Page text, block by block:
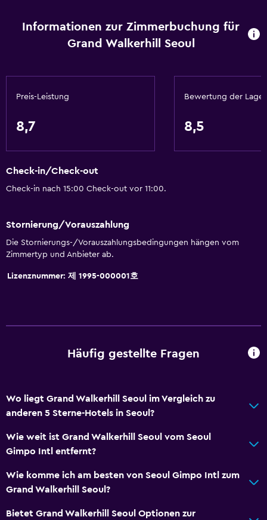
Zutritt mit Karte
Flasche Wasser
Wesentliches
Handtücher
Shampoo
Adapter
Seife
Haarspülung
Zusätzliches Badezimmer
Zusätzliche Toilette
Badewanne
Haartrockner
Toilette
Toilettenpapier
Bademantel
Informationen zur Zimmerbuchung für
Grand Walkerhill Seoul
Preis-Leistung
8,7
Bewertung der Lage
8,5
Check-in/Check-out
Check-in nach 15:00 Check-out vor 11:00.
Stornierung/Vorauszahlung
Die Stornierungs-/Vorauszahlungsbedingungen hängen vom
Zimmertyp und Anbieter ab.
Lizenznummer: 제 1995-000001호
Häufig gestellte Fragen
Wo liegt Grand Walkerhill Seoul im Vergleich zu
anderen 5 Sterne-Hotels in Seoul?
Wie weit ist Grand Walkerhill Seoul vom Seoul
Gimpo Intl entfernt?
Wie komme ich am besten von Seoul Gimpo Intl zum
Grand Walkerhill Seoul?
Bietet Grand Walkerhill Seoul Optionen zur